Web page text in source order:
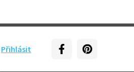
Přihlásit